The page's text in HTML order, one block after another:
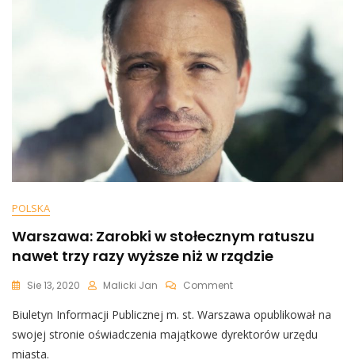
Umierają!
60
Tysięcy
Ludzi
Nie
Zabił
COVID!”
POLSKA
Warszawa: Zarobki w stołecznym ratuszu
nawet trzy razy wyższe niż w rządzie
Sie 13, 2020 Malicki Jan CommentOn
Zarobki
W
Biuletyn Informacji Publicznej m. st. Warszawa opublikował na
swojej stronie oświadczenia majątkowe dyrektorów urzędu
miasta.